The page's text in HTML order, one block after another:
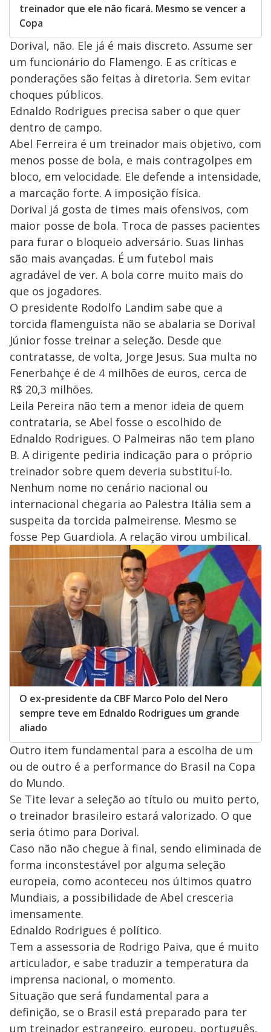
treinador que ele não ficará. Mesmo se vencer a
Copa
Dorival, não. Ele já é mais discreto. Assume ser
um funcionário do Flamengo. E as críticas e
ponderações são feitas à diretoria. Sem evitar
choques públicos.
Ednaldo Rodrigues precisa saber o que quer
dentro de campo.
Abel Ferreira é um treinador mais objetivo, com
menos posse de bola, e mais contragolpes em
bloco, em velocidade. Ele defende a intensidade,
a marcação forte. A imposição física.
Dorival já gosta de times mais ofensivos, com
maior posse de bola. Troca de passes pacientes
para furar o bloqueio adversário. Suas linhas
são mais avançadas. É um futebol mais
agradável de ver. A bola corre muito mais do
que os jogadores.
O presidente Rodolfo Landim sabe que a
torcida flamenguista não se abalaria se Dorival
Júnior fosse treinar a seleção. Desde que
contratasse, de volta, Jorge Jesus. Sua multa no
Fenerbahçe é de 4 milhões de euros, cerca de
R$ 20,3 milhões.
Leila Pereira não tem a menor ideia de quem
contrataria, se Abel fosse o escolhido de
Ednaldo Rodrigues. O Palmeiras não tem plano
B. A dirigente pediria indicação para o próprio
treinador sobre quem deveria substituí-lo.
Nenhum nome no cenário nacional ou
internacional chegaria ao Palestra Itália sem a
suspeita da torcida palmeirense. Mesmo se
fosse Pep Guardiola. A relação virou umbilical.
O ex-presidente da CBF Marco Polo del Nero
sempre teve em Ednaldo Rodrigues um grande
aliado
Outro item fundamental para a escolha de um
ou de outro é a performance do Brasil na Copa
do Mundo.
Se Tite levar a seleção ao título ou muito perto,
o treinador brasileiro estará valorizado. O que
seria ótimo para Dorival.
Caso não não chegue à final, sendo eliminada de
forma inconstestável por alguma seleção
europeia, como aconteceu nos últimos quatro
Mundiais, a possibilidade de Abel cresceria
imensamente.
Ednaldo Rodrigues é político.
Tem a assessoria de Rodrigo Paiva, que é muito
articulador, e sabe traduzir a temperatura da
imprensa nacional, o momento.
Situação que será fundamental para a
definição, se o Brasil está preparado para ter
um treinador estrangeiro, europeu, português,